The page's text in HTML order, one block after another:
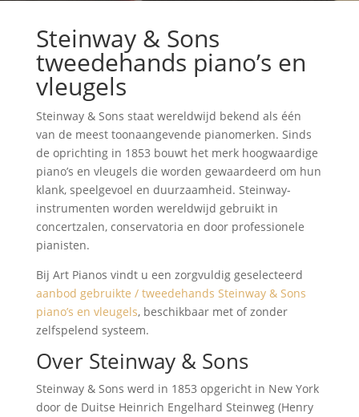
Steinway & Sons
tweedehands piano’s en
vleugels
Steinway & Sons staat wereldwijd bekend als één
van de meest toonaangevende pianomerken. Sinds
de oprichting in 1853 bouwt het merk hoogwaardige
piano’s en vleugels die worden gewaardeerd om hun
klank, speelgevoel en duurzaamheid. Steinway-
instrumenten worden wereldwijd gebruikt in
concertzalen, conservatoria en door professionele
pianisten.
Bij Art Pianos vindt u een zorgvuldig geselecteerd
aanbod gebruikte / tweedehands Steinway & Sons
piano’s en vleugels, beschikbaar met of zonder
zelfspelend systeem.
Over Steinway & Sons
Steinway & Sons werd in 1853 opgericht in New York
door de Duitse Heinrich Engelhard Steinweg (Henry